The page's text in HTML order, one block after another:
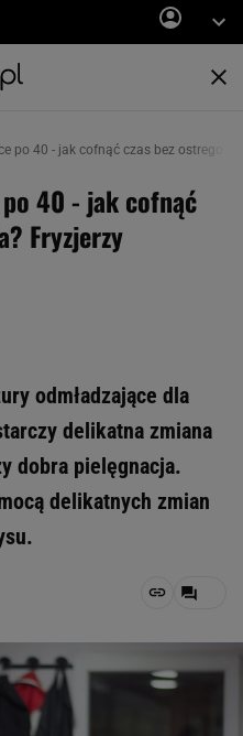
po 40 - jak cofnąć czas bez ostrego
po 40 - jak cofnąć
Fryzjerzy
odmładzające dla
delikatna zmiana
dobra pielęgnacja.
delikatnych zmian